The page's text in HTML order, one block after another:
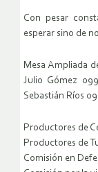
Con pesar
esperar sino de
Mesa Ampliada
Julio Gómez
Sebastián Ríos
Productores de
Productores de
Comisión en